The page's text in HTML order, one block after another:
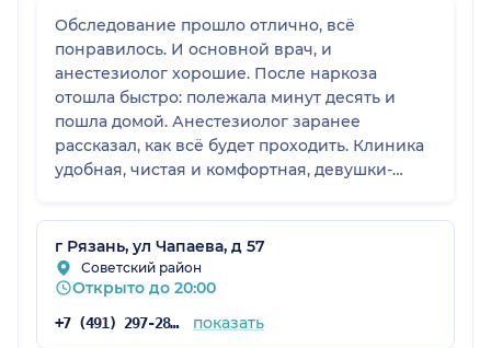
Обследование прошло отлично, всё
понравилось. И основной врач, и
анестезиолог хорошие. После наркоза
отошла быстро: полежала минут десять и
пошла домой. Анестезиолог заранее
рассказал, как всё будет проходить. Клиника
удобная, чистая и комфортная, девушки-
г Рязань, ул Чапаева, д 57
Советский район
Открыто до 20:00
+7 (491) 297-28-31 показать